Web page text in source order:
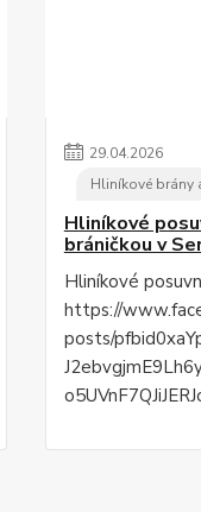
29.04.2026
Hliníkové brány
Hliníkové
bráničkou v
Hliníkové
https://
posts/